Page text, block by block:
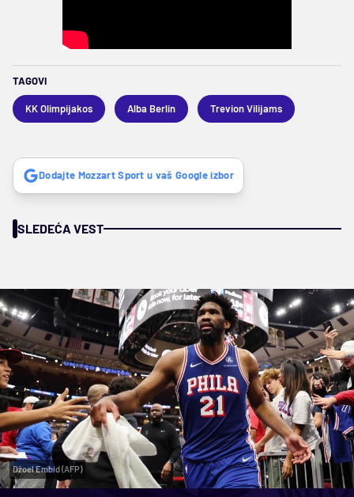
TAGOVI
KK Olimpijakos Alba Berlin Trevion Vilijams
Dodajte Mozzart Sport u vaš Google izbor
SLEDEĆA VEST
Džoel Embid (AFP)